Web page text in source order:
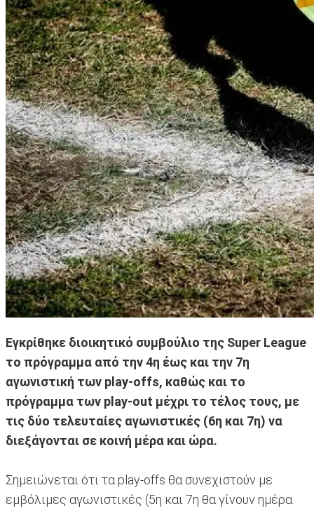
Εγκρίθηκε διοικητικό συμβούλιο της Super League
το πρόγραμμα από την 4η έως και την 7η
αγωνιστική των play-offs, καθώς και το
πρόγραμμα των play-out μέχρι το τέλος τους, με
τις δύο τελευταίες αγωνιστικές (6η και 7η) να
διεξάγονται σε κοινή μέρα και ώρα.
Σημειώνεται ότι τα play-offs θα συνεχιστούν με
εμβόλιμες αγωνιστικές (5η και 7η θα γίνουν ημέρα